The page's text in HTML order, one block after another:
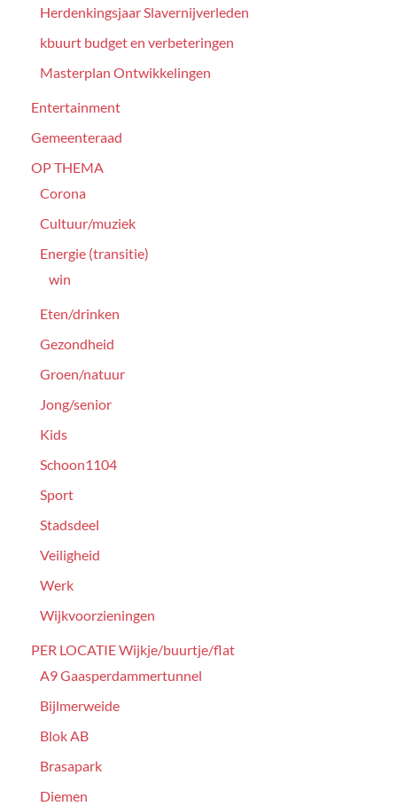
Herdenkingsjaar Slavernijverleden
kbuurt budget en verbeteringen
Masterplan Ontwikkelingen
Entertainment
Gemeenteraad
OP THEMA
Corona
Cultuur/muziek
Energie (transitie)
win
Eten/drinken
Gezondheid
Groen/natuur
Jong/senior
Kids
Schoon1104
Sport
Stadsdeel
Veiligheid
Werk
Wijkvoorzieningen
PER LOCATIE Wijkje/buurtje/flat
A9 Gaasperdammertunnel
Bijlmerweide
Blok AB
Brasapark
Diemen